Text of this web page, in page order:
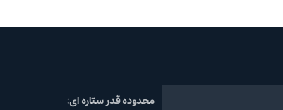
محدوده قدر ستاره ای: